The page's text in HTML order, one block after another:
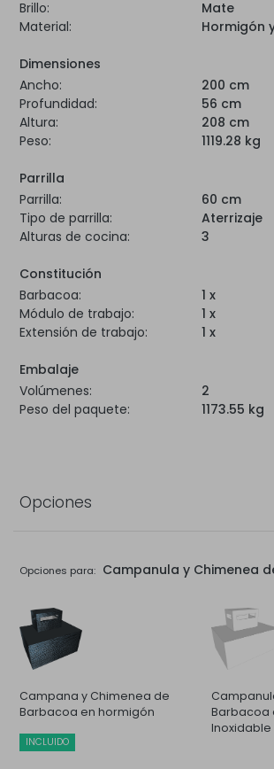
Brillo:
Mate
Material:
Hormigón
Dimensiones
Ancho:
200 cm
Profundidad:
56 cm
Altura:
208 cm
Peso:
1119.28 kg
Parrilla
Parrilla:
60 cm
Tipo de parrilla:
Aterrizaje
Alturas de cocina:
3
Constitución
Barbacoa:
1 x
Módulo de trabajo:
1 x
Extensión de trabajo:
1 x
Embalaje
Volúmenes:
2
Peso del paquete:
1173.55 kg
Opciones
Opciones para: Campanula y Chimenea
Campana y Chimenea de
Barbacoa en hormigón
INCLUIDO
Barbacoa
Inoxidable